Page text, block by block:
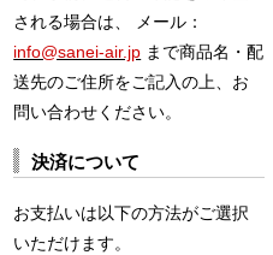
される場合は、 メール：
info@sanei-air.jp まで商品名・配
送先のご住所をご記入の上、お
問い合わせください。
決済について
お支払いは以下の方法がご選択
いただけます。